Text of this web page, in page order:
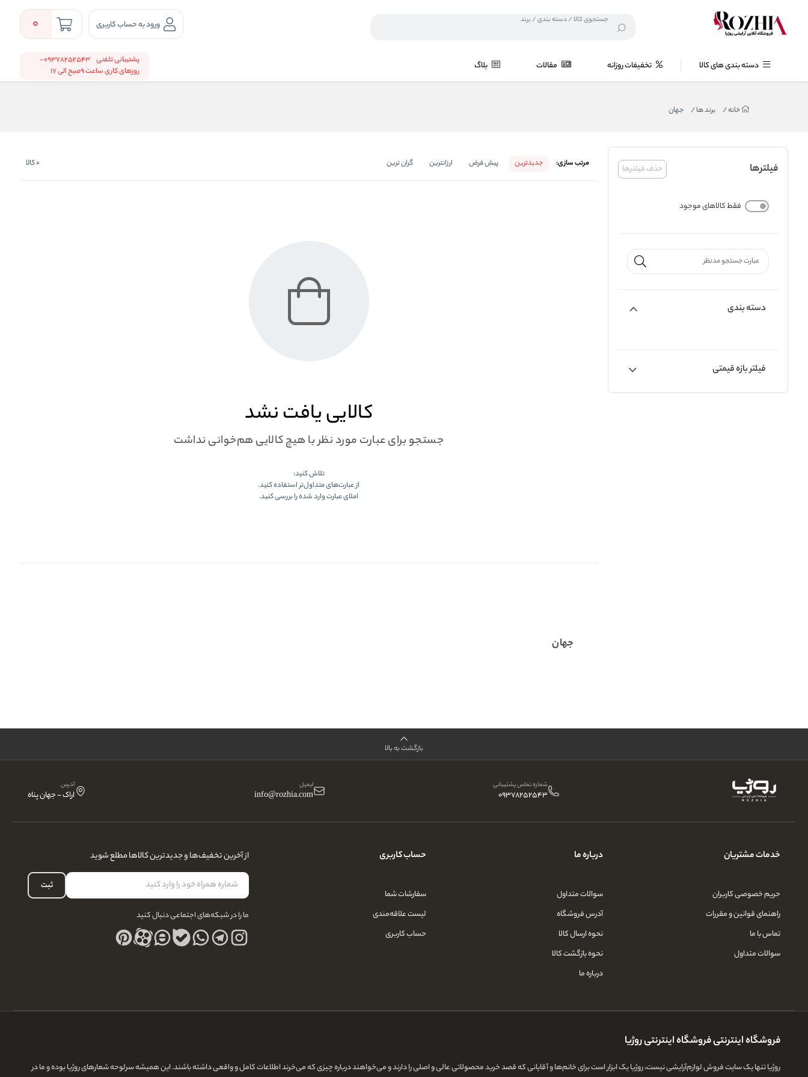
ورود به حساب کاربری 0
دسته بندی های کالا تخفیفات روزانه مقالات بلاگ پشتیبانی تلفنی
09378252543-
روزهای کاری ساعت 9صبح الی 17
خانه/ برند ها/ جهان
حذف فیلترها فیلترها
فقط کالاهای موجود
دسته بندی
فیلتر بازه قیمتی
مرتب سازی: جدیدترین پیش فرض ارزانترین گران ترین 0کالا
کالایی یافت نشد
جستجو برای عبارت مورد نظر با هیچ کالایی هم‌خوانی نداشت
تلاش کنید:
از عبارت‌های متداول‌تر استفاده کنید.
املای عبارت وارد شده را بررسی کنید.
جهان
بازگشت به بالا
شماره تماس پشتیبانی
09378252543
ایمیل
info@rozhia.com
آدرس
اراک - جهان پناه
خدمات مشتریان
حریم خصوصی کاربران
راهنمای قوانین و مقررات
تماس با ما
سوالات متداول
درباره ما
سوالات متداول
آدرس فروشگاه
نحوه ارسال کالا
نحوه بازگشت کالا
درباره ما
حساب کاربری
سفارشات شما
لیست علاقه‌مندی
حساب کاربری
از آخرین تخفیف‌ها و جدیدترین کالاها مطلع شوید
ثبت
ما را در شبکه‌های اجتماعی دنبال کنید
فروشگاه اینترنتی فروشگاه اینترنتی روژیا
روژیا تنها یک سایت فروش لوازم‌آرایشی نیست، روژیا یک ابزار است برای خانم‌ها و آقایانی که قصد خرید محصولاتی عالی و اصلی را دارند و می‌خواهند درباره چیزی که می‌خرند اطلاعات کامل و واقعی داشته باشند. این همیشه سرلوحه شعارهای روژیا بوده و ما در